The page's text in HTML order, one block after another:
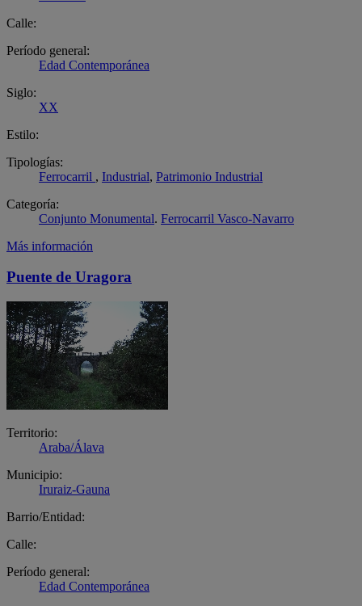
Calle:
Período general:
Edad Contemporánea
Siglo:
XX
Estilo:
Tipologías:
Ferrocarril , Industrial, Patrimonio Industrial
Categoría:
Conjunto Monumental. Ferrocarril Vasco-Navarro
Más información
Puente de Uragora
Territorio:
Araba/Álava
Municipio:
Iruraiz-Gauna
Barrio/Entidad:
Calle:
Período general:
Edad Contemporánea